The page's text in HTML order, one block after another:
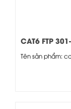
CAT6 FTP
Tên sản phẩm: